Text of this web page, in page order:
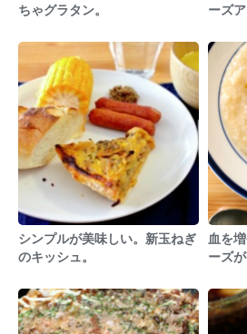
ちゃグラタン。
ーズア
シンプルが美味しい。新玉ねぎ
のキッシュ。
血を
ーズが